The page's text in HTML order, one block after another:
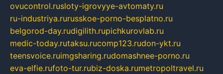
ovucontrol.rusloty-igrovyye-avtomaty.ru
ru-industriya.rurusskoe-porno-besplatno.ru
belgorod-day.rudigilith.rupichkurovlab.ru
medic-today.rutaksu.rucomp123.rudon-ykt.ru
teensvoice.ruimgsharing.rudomashnee-porno.ru
eva-elfie.rufoto-tur.rubiz-doska.rumetropoltravel.ru